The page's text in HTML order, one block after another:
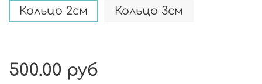
Кольцо 2см Кольцо 3см
500.00 руб